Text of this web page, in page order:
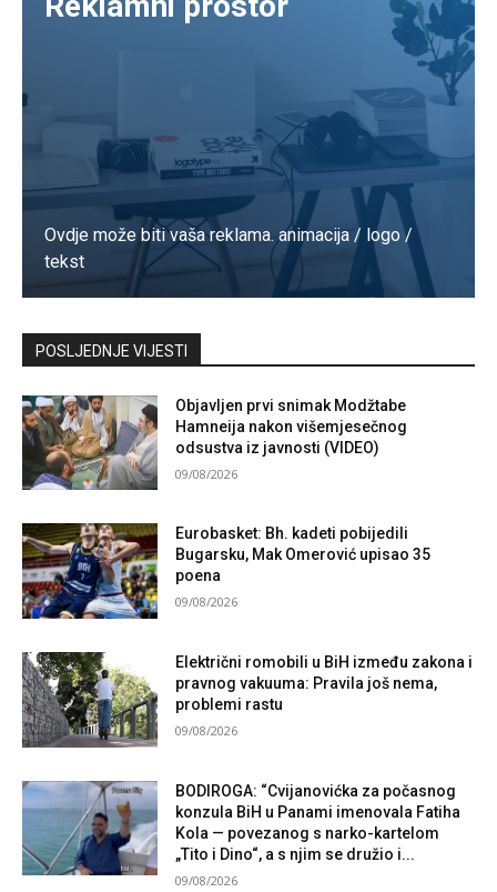
Ovdje može biti vaša reklama. animacija / logo /
tekst
Kontaktirajte nas
POSLJEDNJE VIJESTI
Objavljen prvi snimak Modžtabe
Hamneija nakon višemjesečnog
odsustva iz javnosti (VIDEO)
09/08/2026
Eurobasket: Bh. kadeti pobijedili
Bugarsku, Mak Omerović upisao 35
poena
09/08/2026
Električni romobili u BiH između zakona i
pravnog vakuuma: Pravila još nema,
problemi rastu
09/08/2026
BODIROGA: “Cvijanovićka za počasnog
konzula BiH u Panami imenovala Fatiha
Kola — povezanog s narko-kartelom
„Tito i Dino“, a s njim se družio i...
09/08/2026